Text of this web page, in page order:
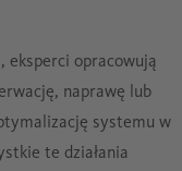
eksperci opracowują
naprawę lub
systemu w
te działania